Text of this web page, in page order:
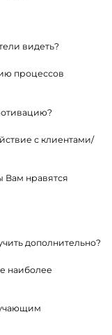
видеть?
процессов
с клиентами/
Вам нравятся
дополнительно?
наиболее